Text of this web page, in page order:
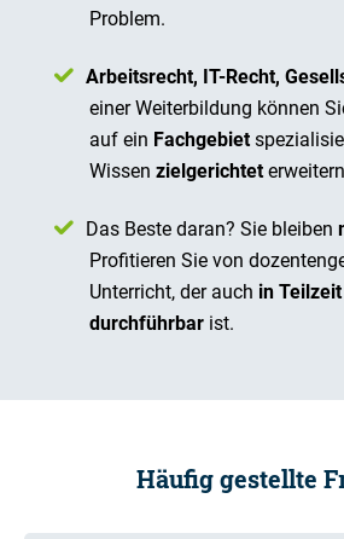
Problem.
Arbeitsrecht, IT-Recht,
einer Weiterbildung können
auf ein Fachgebiet
Wissen zielgerichtet
Das Beste daran? Sie bleiben
Profitieren Sie von
Unterricht, der auch in
durchführbar ist.
Häufig gestellte